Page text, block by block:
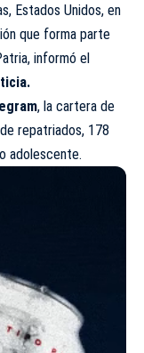
Estados Unidos, en
que forma parte
informó el
, la cartera de
repatriados, 178
adolescente.